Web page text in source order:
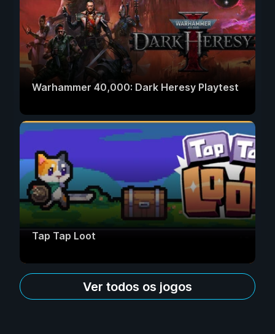
Warhammer 40,000: Dark Heresy Playtest
Tap Tap Loot
Ver todos os jogos